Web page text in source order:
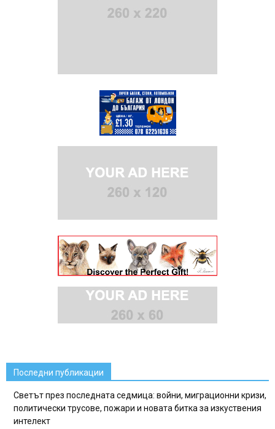
Последни публикации
Светът през последната седмица: войни, миграционни кризи,
политически трусове, пожари и новата битка за изкуствения
интелект